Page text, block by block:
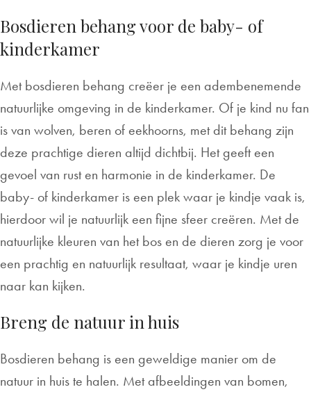
Bosdieren behang voor de baby- of
kinderkamer
Met bosdieren behang creëer je een adembenemende
natuurlijke omgeving in de kinderkamer. Of je kind nu fan
is van wolven, beren of eekhoorns, met dit behang zijn
deze prachtige dieren altijd dichtbij. Het geeft een
gevoel van rust en harmonie in de kinderkamer. De
baby- of kinderkamer is een plek waar je kindje vaak is,
hierdoor wil je natuurlijk een fijne sfeer creëren. Met de
natuurlijke kleuren van het bos en de dieren zorg je voor
een prachtig en natuurlijk resultaat, waar je kindje uren
naar kan kijken.
Breng de natuur in huis
Bosdieren behang is een geweldige manier om de
natuur in huis te halen. Met afbeeldingen van bomen,